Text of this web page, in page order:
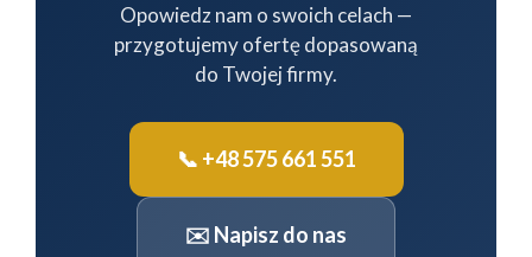
Opowiedz nam o swoich celach —
przygotujemy ofertę dopasowaną
do Twojej firmy.
📞 +48 575 661 551
✉️ Napisz do nas